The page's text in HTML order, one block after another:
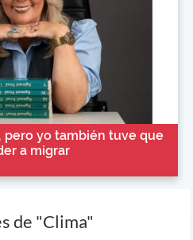
pero yo también tuve que
a migrar
de "Clima"